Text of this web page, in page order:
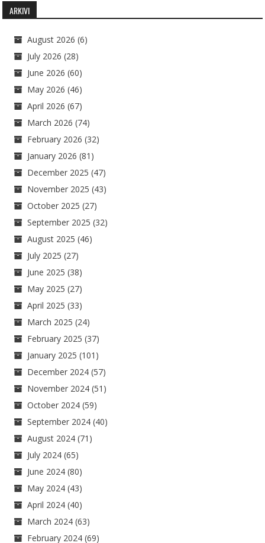
ARKIVI
August 2026 (6)
July 2026 (28)
June 2026 (60)
May 2026 (46)
April 2026 (67)
March 2026 (74)
February 2026 (32)
January 2026 (81)
December 2025 (47)
November 2025 (43)
October 2025 (27)
September 2025 (32)
August 2025 (46)
July 2025 (27)
June 2025 (38)
May 2025 (27)
April 2025 (33)
March 2025 (24)
February 2025 (37)
January 2025 (101)
December 2024 (57)
November 2024 (51)
October 2024 (59)
September 2024 (40)
August 2024 (71)
July 2024 (65)
June 2024 (80)
May 2024 (43)
April 2024 (40)
March 2024 (63)
February 2024 (69)